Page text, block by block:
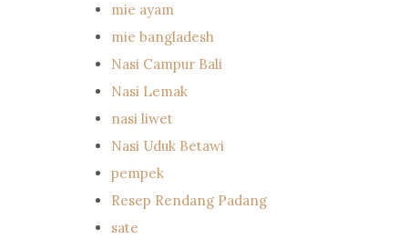
mie ayam
mie bangladesh
Nasi Campur Bali
Nasi Lemak
nasi liwet
Nasi Uduk Betawi
pempek
Resep Rendang Padang
sate